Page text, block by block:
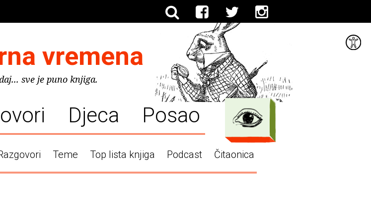
vremena
sve je puno knjiga.
Djeca Posao
Teme Top lista knjiga Podcast Čitaonica